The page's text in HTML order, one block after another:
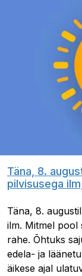
Täna, 8.
pilvisusega
Täna, 8.
ilm. Mitmel pool
rahe. Õhtuks
edela- ja
äikese ajal